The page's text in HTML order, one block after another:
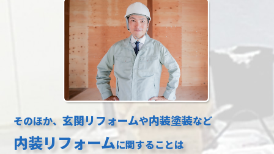
そのほか、玄関リフォームや内装塗装など
内装リフォームに関することは